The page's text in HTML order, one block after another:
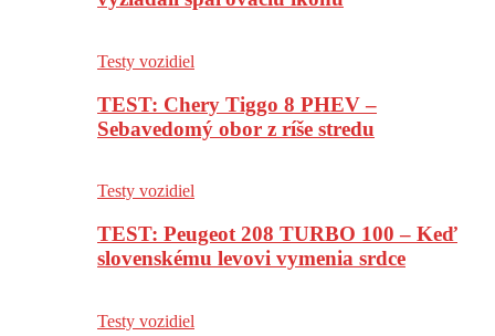
Testy vozidiel
TEST: Chery Tiggo 8 PHEV –
Sebavedomý obor z ríše stredu
Testy vozidiel
TEST: Peugeot 208 TURBO 100 – Keď
slovenskému levovi vymenia srdce
Testy vozidiel